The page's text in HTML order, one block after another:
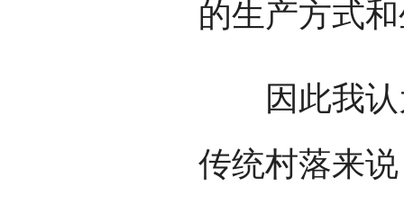
的生产方式
因此我认
传统村落来